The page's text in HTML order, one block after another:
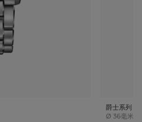
爵士系列
Ø Case size
36毫米